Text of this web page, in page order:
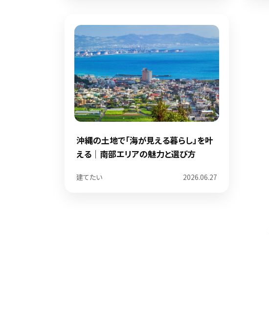
沖縄の土地で「海が見える暮らし」を叶
える｜南部エリアの魅力と選び方
建てたい 2026.06.27